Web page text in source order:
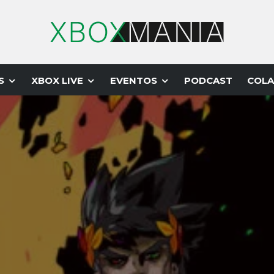
XBOX LIVE EVENTOS PODCAST